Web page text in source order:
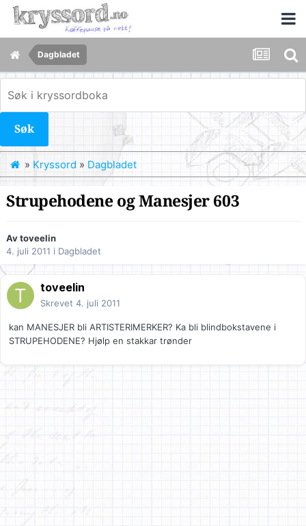
Dagbladet
Søk
» Kryssord » Dagbladet
Strupehodene og Manesjer 603
Avtoveelin
4. juli 2011 i Dagbladet
toveelin
Skrevet 4. juli 2011
kan MANESJER bli ARTISTERIMERKER? Ka bli blindbokstavene i
STRUPEHODENE? Hjølp en stakkar trønder